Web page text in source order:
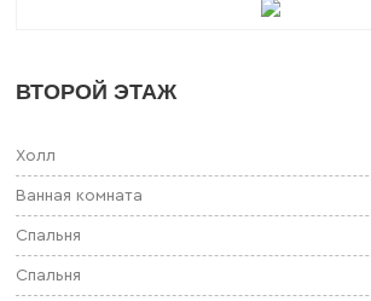
ВТОРОЙ ЭТАЖ
Холл
Ванная комната
Спальня
Спальня